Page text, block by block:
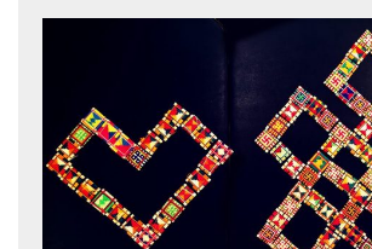
LINEお友だち登録
お客様の声